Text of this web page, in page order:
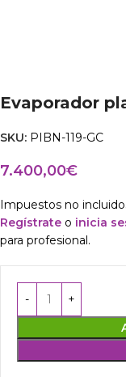
Evaporador
SKU: PIBN-119-GC
7.400,00€
Impuestos no
Regístrate o inicia
para profesional.